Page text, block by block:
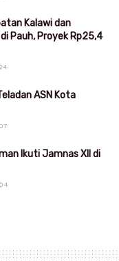
Kalawi dan
Pauh, Proyek Rp25,4
ASN Kota
Ikuti Jamnas XII di